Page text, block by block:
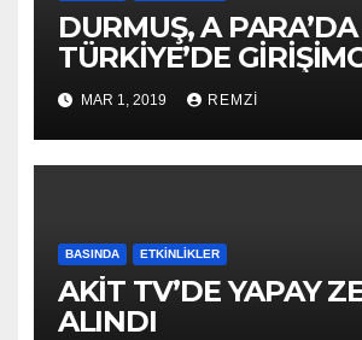
DURMUŞ, A PARA’DA
TÜRKİYE’DE
ANLATTI
MAR 1, 2019 REMZI
BASINDA ETKINLIKLER
AKİT TV’DE YAPAY
ALINDI